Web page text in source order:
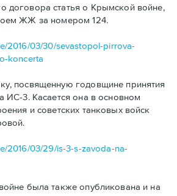
договора статья о Крымской войне,
ЖЖ за номером 124.
2016/03/30/sevastopol-pirrova-
koncerta
посвященную годовщине принятия
ИС-3. Касается она в основном
и советских танковых войск
2016/03/29/is-3-s-zavoda-na-
была также опубликована и на